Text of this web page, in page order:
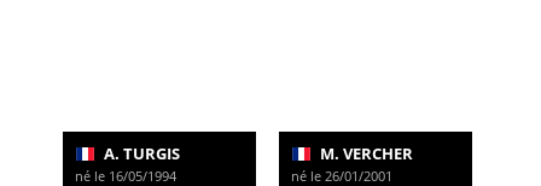
A. TURGIS
né le 16/05/1994
M. VERCHER
né le 26/01/2001